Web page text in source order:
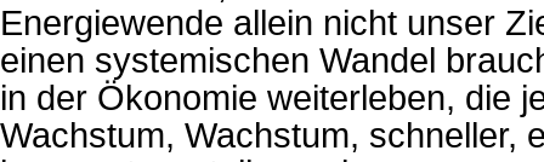
Energiewende allein nicht unser
einen systemischen Wandel
in der Ökonomie weiterleben, die
Wachstum, Wachstum, schneller,